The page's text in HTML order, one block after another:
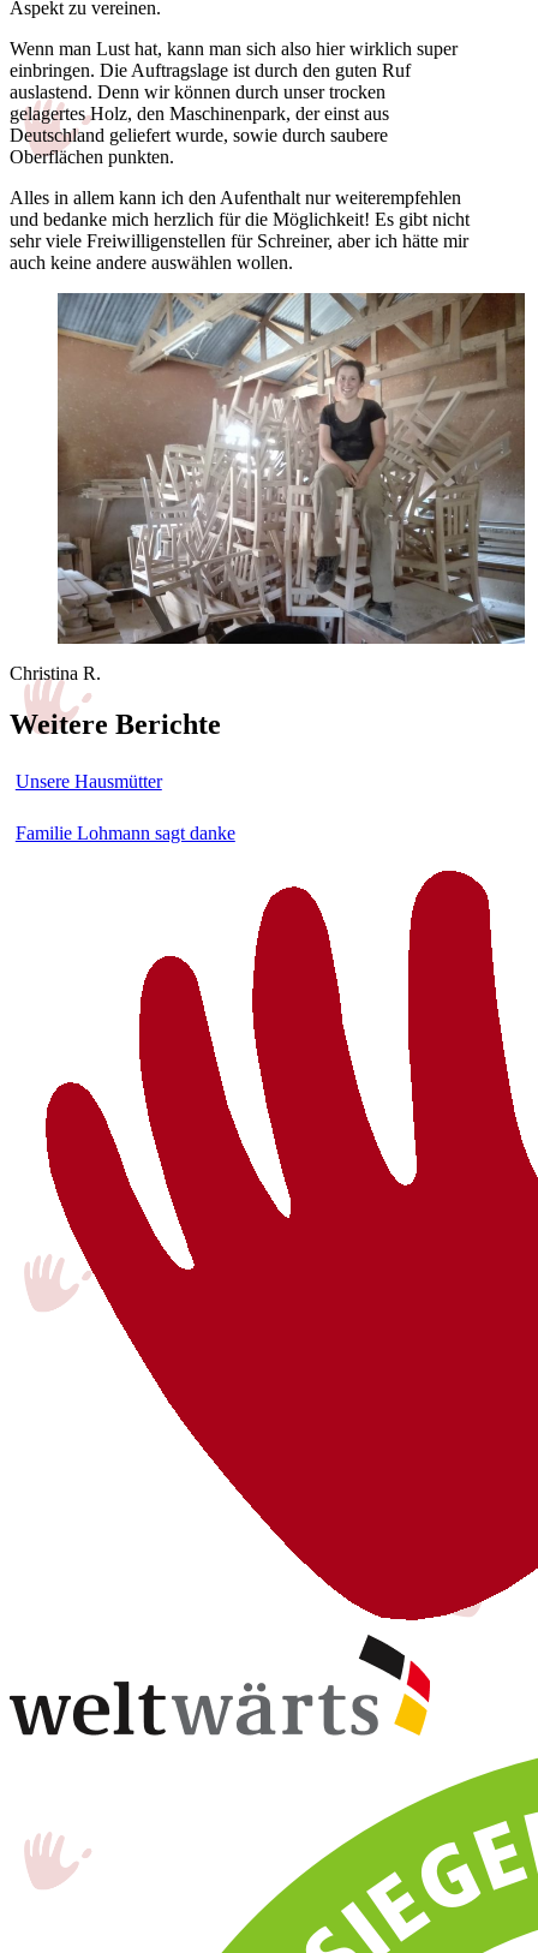
Aspekt zu vereinen.
Wenn man Lust hat, kann man sich also hier wirklich super
einbringen. Die Auftragslage ist durch den guten Ruf
auslastend. Denn wir können durch unser trocken
gelagertes Holz, den Maschinenpark, der einst aus
Deutschland geliefert wurde, sowie durch saubere
Oberflächen punkten.
Alles in allem kann ich den Aufenthalt nur weiterempfehlen
und bedanke mich herzlich für die Möglichkeit! Es gibt nicht
sehr viele Freiwilligenstellen für Schreiner, aber ich hätte mir
auch keine andere auswählen wollen.
Christina R.
Weitere Berichte
Unsere Hausmütter
Familie Lohmann sagt danke